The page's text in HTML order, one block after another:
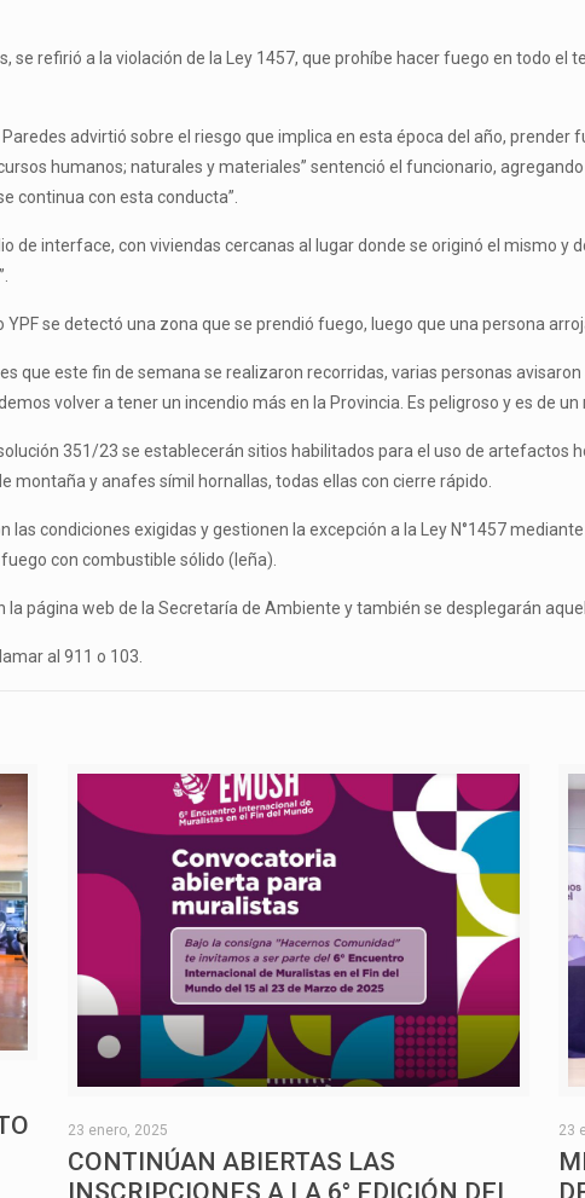
se refirió a la violación de la Ley 1457, que prohíbe hacer fuego en todo
advirtió sobre el riesgo que implica en esta época del año, prender
humanos; naturales y materiales” sentenció el funcionario,
continua con esta conducta”.
de interface, con viviendas cercanas al lugar donde se originó el mismo y
se detectó una zona que se prendió fuego, luego que una persona
que este fin de semana se realizaron recorridas, varias personas
volver a tener un incendio más en la Provincia. Es peligroso y es de un
351/23 se establecerán sitios habilitados para el uso de artefactos
y anafes símil hornallas, todas ellas con cierre rápido.
condiciones exigidas y gestionen la excepción a la Ley N°1457
con combustible sólido (leña).
página web de la Secretaría de Ambiente y también se desplegarán
al 911 o 103.
23 enero, 2025
CONTINÚAN ABIERTAS LAS
23